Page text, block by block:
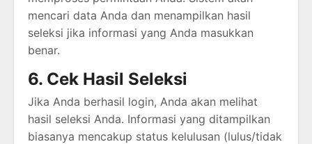
mencari data Anda dan menampilkan hasil
seleksi jika informasi yang Anda masukkan
benar.
6. Cek Hasil Seleksi
Jika Anda berhasil login, Anda akan melihat
hasil seleksi Anda. Informasi yang ditampilkan
biasanya mencakup status kelulusan (lulus/tidak